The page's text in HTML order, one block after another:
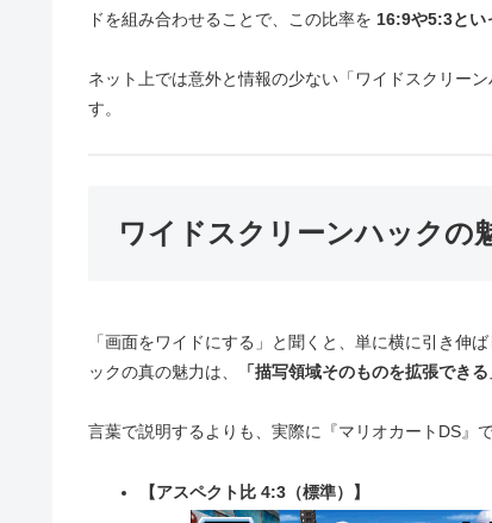
ドを組み合わせることで、この比率を 16:9や5:3とい
ネット上では意外と情報の少ない「ワイドスクリー
す。
ワイドスクリーンハックの
「画面をワイドにする」と聞くと、単に横に引き伸
ックの真の魅力は、
「描写領域そのものを拡張できる
言葉で説明するよりも、実際に『マリオカートDS』
【アスペクト比 4:3（標準）】